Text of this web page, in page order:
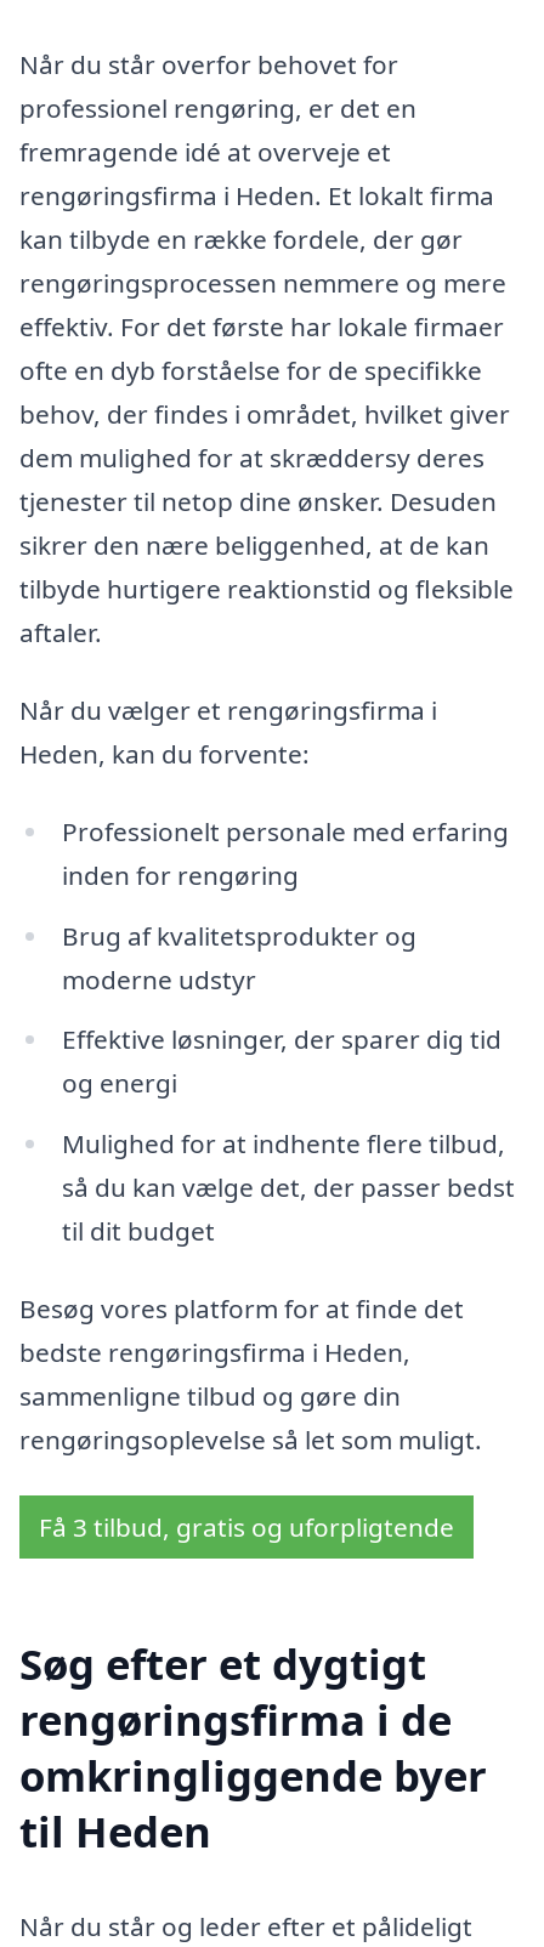
Når du står overfor behovet for
professionel rengøring, er det en
fremragende idé at overveje et
rengøringsfirma i Heden. Et lokalt firma
kan tilbyde en række fordele, der gør
rengøringsprocessen nemmere og mere
effektiv. For det første har lokale firmaer
ofte en dyb forståelse for de specifikke
behov, der findes i området, hvilket giver
dem mulighed for at skræddersy deres
tjenester til netop dine ønsker. Desuden
sikrer den nære beliggenhed, at de kan
tilbyde hurtigere reaktionstid og fleksible
aftaler.
Når du vælger et rengøringsfirma i
Heden, kan du forvente:
Professionelt personale med erfaring
inden for rengøring
Brug af kvalitetsprodukter og
moderne udstyr
Effektive løsninger, der sparer dig tid
og energi
Mulighed for at indhente flere tilbud,
så du kan vælge det, der passer bedst
til dit budget
Besøg vores platform for at finde det
bedste rengøringsfirma i Heden,
sammenligne tilbud og gøre din
rengøringsoplevelse så let som muligt.
Få 3 tilbud, gratis og uforpligtende
Søg efter et dygtigt
rengøringsfirma i de
omkringliggende byer
til Heden
Når du står og leder efter et pålideligt